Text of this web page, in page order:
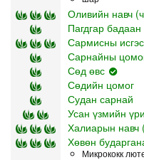
Оливийн навч
Пагдгар бадаан
Сармисны
Сарнайны
Сөд өвс
Сөдийн цомог
Судан сарнай
Усан үзмийн
Халиарын навч
Хөвөн
Микрококк